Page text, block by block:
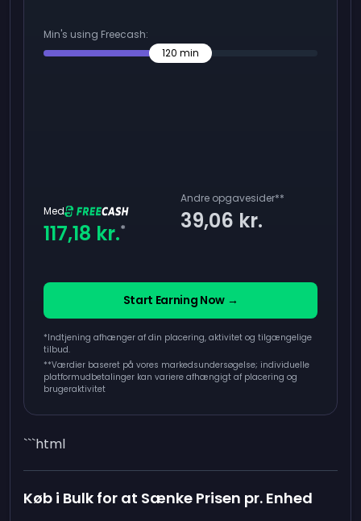
Min's using Freecash:
120 min
Med
117,18 kr.*
Andre opgavesider**
39,06 kr.
Start Earning Now →
*Indtjening afhænger af din placering, aktivitet og tilgængelige
tilbud.
**Værdier baseret på vores markedsundersøgelse; individuelle
platformudbetalinger kan variere afhængigt af placering og
brugeraktivitet
```html
Køb i Bulk for at Sænke Prisen pr. Enhed